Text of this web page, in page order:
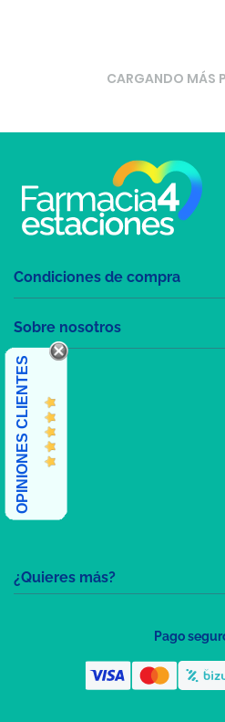
CARGANDO MÁS
¿Quieres más?
Condiciones de compra
Sobre nosotros
OPINIONES CLIENTES
Pago